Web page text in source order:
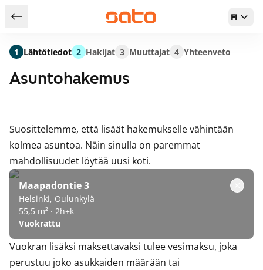
Takaisin hakutuloksiin FI
Asuntohakemus
Suosittelemme, että lisäät hakemukselle vähintään
kolmea asuntoa. Näin sinulla on paremmat
mahdollisuudet löytää uusi koti.
Maapadontie 3
Helsinki, Oulunkylä
55,5 m² · 2h+k
Vuokrattu
Vuokran lisäksi maksettavaksi tulee vesimaksu, joka
perustuu joko asukkaiden määrään tai
1 Lähtötiedot 2 Hakijat 3 Muuttajat 4 Yhteenveto